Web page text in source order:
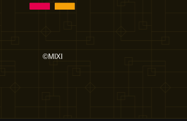
©MIXI